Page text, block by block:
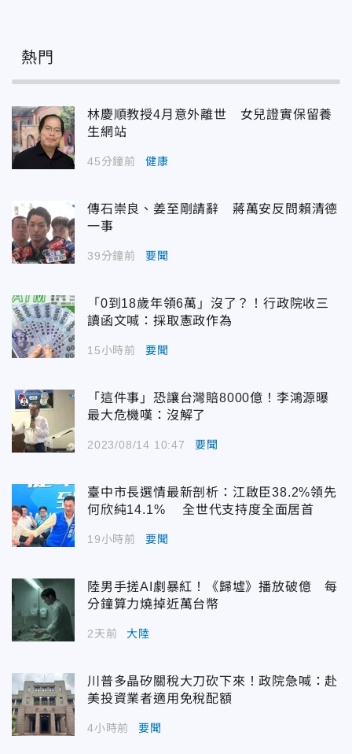
熱門
林慶順教授4月意外離世 女兒證實保留養
生網站
45分鐘前 健康
傳石崇良、姜至剛請辭 蔣萬安反問賴清德
一事
39分鐘前 要聞
「0到18歲年領6萬」沒了？！行政院收三
讀函文喊：採取憲政作為
15小時前 要聞
「這件事」恐讓台灣賠8000億！李鴻源曝
最大危機嘆：沒解了
2023/08/14 10:47 要聞
臺中市長選情最新剖析：江啟臣38.2%領先
何欣純14.1% 全世代支持度全面居首
19小時前 要聞
陸男手搓AI劇暴紅！《歸墟》播放破億 每
分鐘算力燒掉近萬台幣
2天前 大陸
川普多晶矽關稅大刀砍下來！政院急喊：赴
美投資業者適用免稅配額
4小時前 要聞